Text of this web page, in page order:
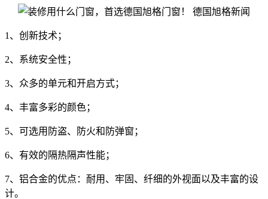
1、创新技术；
2、系统安全性；
3、众多的单元和开启方式；
4、丰富多彩的颜色；
5、可选用防盗、防火和防弹窗；
6、有效的隔热隔声性能；
7、铝合金的优点：耐用、牢固、纤细的外视面以及丰富的设
计。